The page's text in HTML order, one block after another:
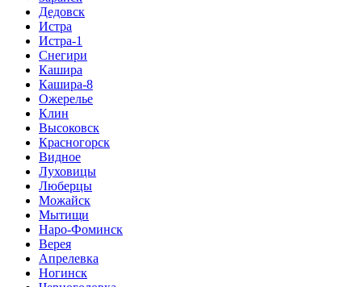
Дедовск
Истра
Истра-1
Снегири
Кашира
Кашира-8
Ожерелье
Клин
Высоковск
Красногорск
Видное
Луховицы
Люберцы
Можайск
Мытищи
Наро-Фоминск
Верея
Апрелевка
Ногинск